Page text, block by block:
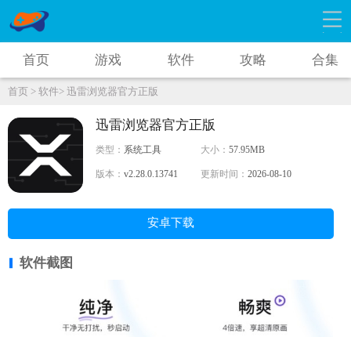
首页 游戏 软件 攻略 合集
首页 > 软件> 迅雷浏览器官方正版
迅雷浏览器官方正版
类型： 系统工具 大小： 57.95MB
版本：v2.28.0.13741 更新时间： 2026-08-10
安卓下载
软件截图